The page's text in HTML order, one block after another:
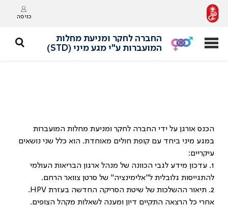
כניסה
החברה לחקר ומניעת מחלות
המועברות ע"י מגע מיני (STD)
הכנס אורגן על ידי החברה לחקר ומניעת מחלות המועברות
במגע מיני ביחד עם קופת חולים מאוחדת. הוא כלל שני נושאים
עיקריים:
1. עדכון מידע לגבי הכוונה של מנהל ארגון הבריאות העולמי
להתגייסות גלובלית ל"אלימינציה" של סרטן צוואר הרחם.
2. תיאור ההשלכות של שיטת הסריקה החדשה בעזרת HPV.
אחרי כל הרצאה התקיים דיון ומענה לשאלות מקהל הצופים.